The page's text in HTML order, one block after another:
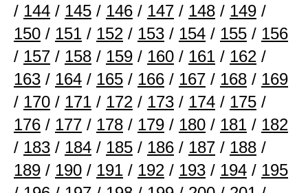
/ 144 / 145 / 146 / 147 / 148 / 149 /
150 / 151 / 152 / 153 / 154 / 155 / 156
/ 157 / 158 / 159 / 160 / 161 / 162 /
163 / 164 / 165 / 166 / 167 / 168 / 169
/ 170 / 171 / 172 / 173 / 174 / 175 /
176 / 177 / 178 / 179 / 180 / 181 / 182
/ 183 / 184 / 185 / 186 / 187 / 188 /
189 / 190 / 191 / 192 / 193 / 194 / 195